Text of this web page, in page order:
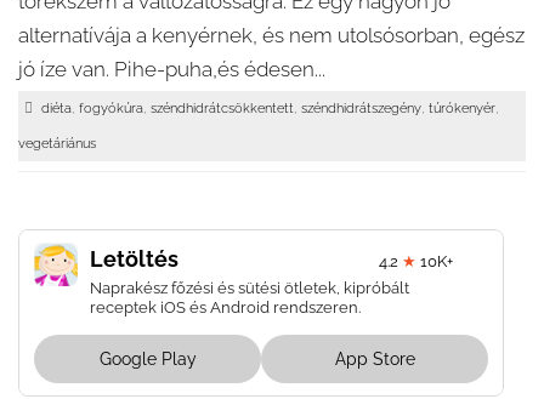
alternatívája a kenyérnek, és nem utolsósorban, egész
jó íze van. Pihe-puha,és édesen...
diéta, fogyókúra, széndhidrátcsökkentett, széndhidrátszegény, túrókenyér,
vegetáriánus
Letöltés 4.2 ★ 10K+
Naprakész főzési és sütési ötletek, kipróbált
receptek iOS és Android rendszeren.
Google Play App Store